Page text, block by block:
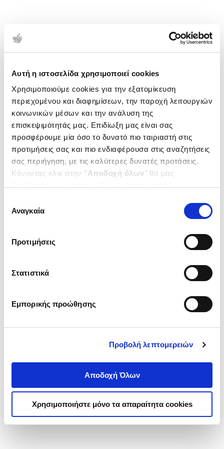
Αυτή η ιστοσελίδα χρησιμοποιεί cookies
Χρησιμοποιούμε cookies για την εξατομίκευση
περιεχομένου και διαφημίσεων, την παροχή λειτουργιών
κοινωνικών μέσων και την ανάλυση της
επισκεψιμότητάς μας. Επιδίωξη μας είναι σας
προσφέρουμε μία όσο το δυνατό πιο ταιριαστή στις
προτιμήσεις σας και πιο ενδιαφέρουσα στις αναζητήσεις
σας περιήγηση, με τις καλύτερες δυνατές προτάσεις.
Κάνοντας κλικ στην ‘’Αποδοχή όλων’’ θα μας
ενδιαφέρουν και να επιλέξετε από τα παρακάτω με την
΄΄και να ενημερωθείτε σχετικά με
συγκατάθεσης
Αναγκαία
Προτιμήσεις
Στατιστικά
Εμπορικής προώθησης
Προβολή λεπτομερειών
Αποδοχή Όλων
Χρησιμοποιήστε μόνο τα απαραίτητα cookies